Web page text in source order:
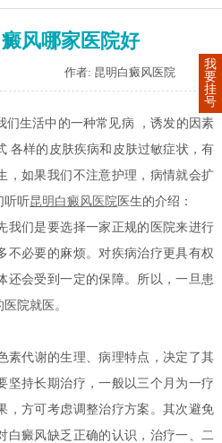
风哪家医院好
作者: 昆明白癜风医院
们生活中的一种常见病 ，诱发的因素
各样的皮肤疾病和皮肤过敏症状，有
，如果我们不注意护理，病情就会扩
听听昆明白癜风医院 医生的介绍：
我们是要选择一家正规的医院来进行
不必要的麻烦。对疾病治疗更具有权
还会受到一定的保障。所以，一旦患
院就医。
素代谢的生理、病理特点，决定了其
坚持长期治疗，一般以三个月为一疗
，方可考虑调整治疗方案。其次避免
白癜风缺乏正确的认识，治疗一、二
我
要
挂
号